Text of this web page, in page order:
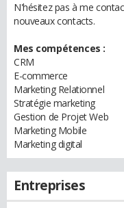
N'hésitez pas à me
nouveaux contacts.
Mes compétences :
CRM
E-commerce
Marketing Relationnel
Stratégie marketing
Gestion de Projet Web
Marketing Mobile
Marketing digital
Entreprises